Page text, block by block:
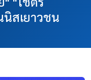
สเยาวชน